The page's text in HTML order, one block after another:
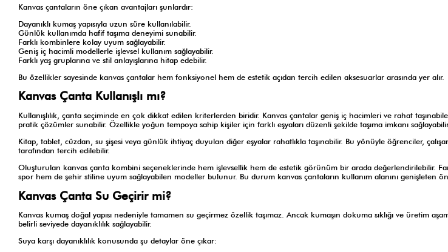
Kanvas çantaların öne çıkan avantajları şunlardır:
Dayanıklı kumaş yapısıyla uzun süre kullanılabilir.
Günlük kullanımda hafif taşıma deneyimi sunabilir.
Farklı kombinlere kolay uyum sağlayabilir.
Geniş iç hacimli modellerle işlevsel kullanım sağlayabilir.
Farklı yaş gruplarına ve stil anlayışlarına hitap edebilir.
Bu özellikler sayesinde kanvas çantalar hem fonksiyonel hem de estetik açıdan tercih edilen aksesuarlar arasında yer alır.
Kanvas Çanta Kullanışlı mı?
Kullanışlılık, çanta seçiminde en çok dikkat edilen kriterlerden biridir. Kanvas çantalar geniş iç hacimleri ve rahat
pratik çözümler sunabilir. Özellikle yoğun tempoya sahip kişiler için farklı eşyaları düzenli şekilde taşıma imkanı
Kitap, tablet, cüzdan, su şişesi veya günlük ihtiyaç duyulan diğer eşyalar rahatlıkla taşınabilir. Bu yönüyle öğrenciler,
tarafından tercih edilebilir.
Oluşturulan kanvas çanta kombini seçeneklerinde hem işlevsellik hem de estetik görünüm bir arada değerlendirilebilir.
spor hem de şehir stiline uyum sağlayabilen modeller bulunur. Bu durum kanvas çantaların kullanım alanını genişleten
Kanvas Çanta Su Geçirir mi?
Kanvas kumaş doğal yapısı nedeniyle tamamen su geçirmez özellik taşımaz. Ancak kumaşın dokuma sıklığı ve üretim
belirli seviyede dayanıklılık sağlayabilir.
Suya karşı dayanıklılık konusunda şu detaylar öne çıkar: